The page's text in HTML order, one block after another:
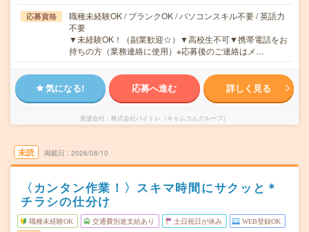
応募資格
職種未経験OK / ブランクOK / パソコンスキル不要 / 英語力
不要
▼未経験OK！（副業歓迎☆）▼高校生不可▼携帯電話をお
持ちの方（業務連絡に使用）※応募後のご連絡はメ…
気になる! 応募へ進む 詳しく見る
派遣会社 株式会社バイトレ（キャムコムグループ）
未読 掲載日 2026/08/10
〈カンタン作業！〉スキマ時間にサクッと＊
チラシの仕分け
職種未経験OK 交通費別途支給あり 土日祝日が休み WEB登録OK